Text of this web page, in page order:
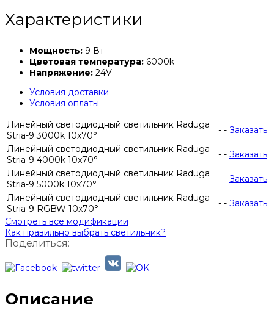
Характеристики
Мощность: 9 Вт
Цветовая температура: 6000k
Напряжение: 24V
Условия доставки
Условия оплаты
Линейный светодиодный светильник Raduga
Stria-9 3000k 10x70°
- - Заказать
Линейный светодиодный светильник Raduga
Stria-9 4000k 10x70°
- - Заказать
Линейный светодиодный светильник Raduga
Stria-9 5000k 10x70°
- - Заказать
Линейный светодиодный светильник Raduga
Stria-9 RGBW 10x70°
- - Заказать
Смотреть все модификации
Как правильно выбрать светильник?
Поделиться:
Описание